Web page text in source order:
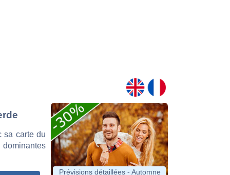
sa carte du
Prévisions détaillées - Automne